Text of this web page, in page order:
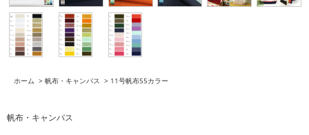
ホーム > 帆布・キャンバス > 11号帆布55カラー
帆布・キャンバス